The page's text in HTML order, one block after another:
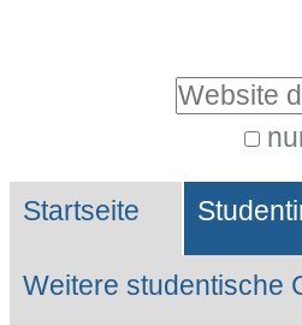
Website durchsuchen
Suche…
Sektionen
Startseite
Weitere studentische